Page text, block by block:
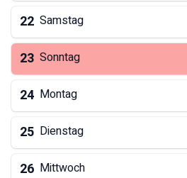
22 Samstag
23 Sonntag
24 Montag
25 Dienstag
26 Mittwoch